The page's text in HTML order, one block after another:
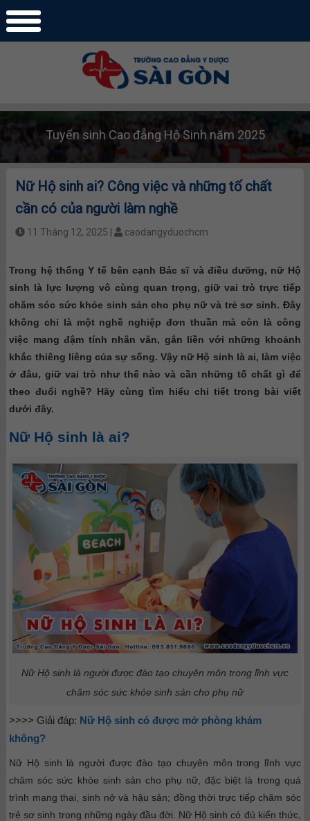
Tuyển sinh Cao đẳng Hộ Sinh năm 2025
Nữ Hộ sinh ai? Công việc và những tố chất
cần có của người làm nghề
11 Tháng 12, 2025 | caodangyduochcm
Trong hệ thống Y tế bên cạnh Bác sĩ và điều dưỡng, nữ Hộ
sinh là lực lượng vô cùng quan trọng, giữ vai trò trực tiếp
chăm sóc sức khỏe sinh sản cho phụ nữ và trẻ sơ sinh. Đây
không chỉ là một nghề nghiệp đơn thuần mà còn là công
việc mang đậm tính nhân văn, gắn liền với những khoảnh
khắc thiêng liêng của sự sống. Vậy nữ Hộ sinh là ai, làm việc
ở đâu, giữ vai trò như thế nào và cần những tố chất gì để
theo đuổi nghề? Hãy cùng tìm hiểu chi tiết trong bài viết
dưới đây.
Nữ Hộ sinh là ai?
Nữ Hộ sinh là người được đào tạo chuyên môn trong lĩnh vực
chăm sóc sức khỏe sinh sản cho phụ nữ
>>>> Giải đáp: Nữ Hộ sinh có được mở phòng khám
không?
Nữ Hộ sinh là người được đào tạo chuyên môn trong lĩnh vực
chăm sóc sức khỏe sinh sản cho phụ nữ, đặc biệt là trong quá
trình mang thai, sinh nở và hậu sản; đồng thời trực tiếp chăm sóc
trẻ sơ sinh trong những ngày đầu đời. Nữ Hộ sinh có đủ kiến thức,